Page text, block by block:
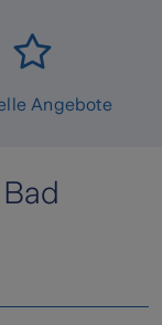
Angebote